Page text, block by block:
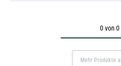
0 von 0
Mehr Produkte